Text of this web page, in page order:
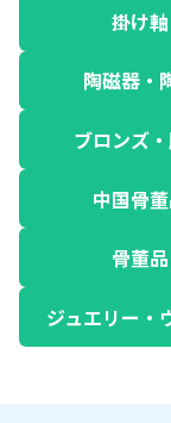
掛け軸
陶磁器・
ブロンズ
中国骨
骨董品
ジュエリー・